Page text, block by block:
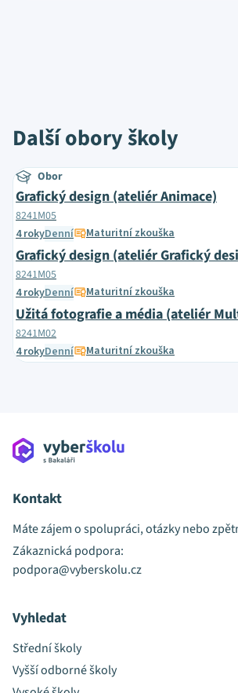
Další obory školy
Obor
Grafický design (ateliér Animace)
8241M05
4 rokyDenní Maturitní zkouška
Grafický design (ateliér Grafický
8241M05
4 rokyDenní Maturitní zkouška
Užitá fotografie a média (ateliér
8241M02
4 rokyDenní Maturitní zkouška
Kontakt
Máte zájem o spolupráci, otázky nebo
Zákaznická podpora:
podpora@vyberskolu.cz
Vyhledat
Střední školy
Vyšší odborné školy